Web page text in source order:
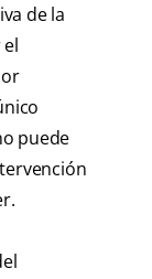
de la
puede